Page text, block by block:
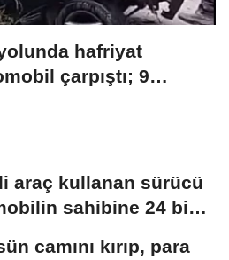
hafriyat
çarpıştı; 9
araç kullanan sürücü
sahibine 24 bin
camını kırıp, para